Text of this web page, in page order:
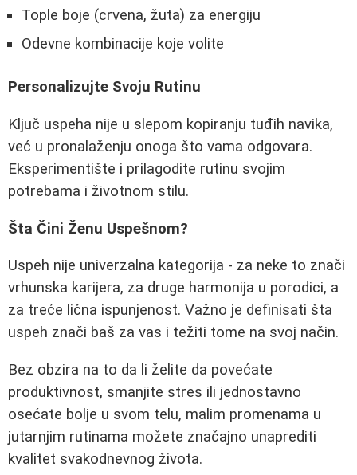
Tople boje (crvena, žuta) za energiju
Odevne kombinacije koje volite
Personalizujte Svoju Rutinu
Ključ uspeha nije u slepom kopiranju tuđih navika,
već u pronalaženju onoga što vama odgovara.
Eksperimentište i prilagodite rutinu svojim
potrebama i životnom stilu.
Šta Čini Ženu Uspešnom?
Uspeh nije univerzalna kategorija - za neke to znači
vrhunska karijera, za druge harmonija u porodici, a
za treće lična ispunjenost. Važno je definisati šta
uspeh znači baš za vas i težiti tome na svoj način.
Bez obzira na to da li želite da povećate
produktivnost, smanjite stres ili jednostavno
osećate bolje u svom telu, malim promenama u
jutarnjim rutinama možete značajno unaprediti
kvalitet svakodnevnog života.